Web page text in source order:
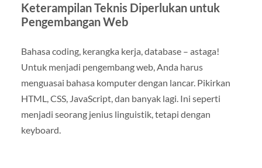
Keterampilan Teknis Diperlukan untuk
Pengembangan Web
Bahasa coding, kerangka kerja, database – astaga!
Untuk menjadi pengembang web, Anda harus
menguasai bahasa komputer dengan lancar. Pikirkan
HTML, CSS, JavaScript, dan banyak lagi. Ini seperti
menjadi seorang jenius linguistik, tetapi dengan
keyboard.